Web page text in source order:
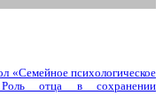
«Семейное психологическое
Роль отца в сохранении